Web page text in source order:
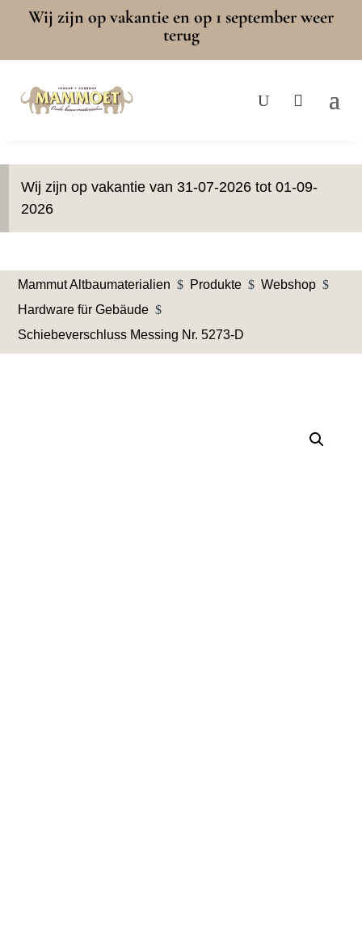
Wij zijn op vakantie en op 1 september weer
terug
Wij zijn op vakantie van 31-07-2026 tot 01-09-
2026
Mammut Altbaumaterialien $ Produkte $ Webshop $
Hardware für Gebäude $
Schiebeverschluss Messing Nr. 5273-D